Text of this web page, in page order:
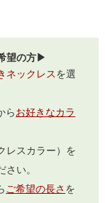
望の方▶
ネックレスを選
ら お好きなカラ
レスカラー）を
い。
ご希望の長さ を